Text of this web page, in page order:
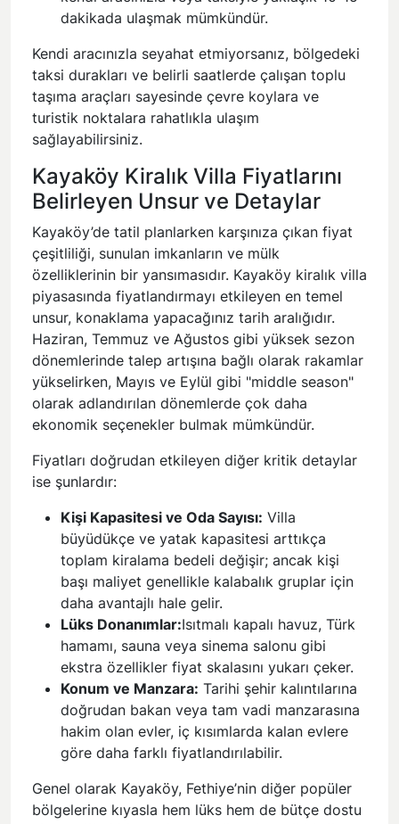
dakikada ulaşmak mümkündür.
Kendi aracınızla seyahat etmiyorsanız, bölgedeki
taksi durakları ve belirli saatlerde çalışan toplu
taşıma araçları sayesinde çevre koylara ve
turistik noktalara rahatlıkla ulaşım
sağlayabilirsiniz.
Kayaköy Kiralık Villa Fiyatlarını
Belirleyen Unsur ve Detaylar
Kayaköy’de tatil planlarken karşınıza çıkan fiyat
çeşitliliği, sunulan imkanların ve mülk
özelliklerinin bir yansımasıdır. Kayaköy kiralık villa
piyasasında fiyatlandırmayı etkileyen en temel
unsur, konaklama yapacağınız tarih aralığıdır.
Haziran, Temmuz ve Ağustos gibi yüksek sezon
dönemlerinde talep artışına bağlı olarak rakamlar
yükselirken, Mayıs ve Eylül gibi "middle season"
olarak adlandırılan dönemlerde çok daha
ekonomik seçenekler bulmak mümkündür.
Fiyatları doğrudan etkileyen diğer kritik detaylar
ise şunlardır:
Kişi Kapasitesi ve Oda Sayısı: Villa
büyüdükçe ve yatak kapasitesi arttıkça
toplam kiralama bedeli değişir; ancak kişi
başı maliyet genellikle kalabalık gruplar için
daha avantajlı hale gelir.
Lüks Donanımlar:Isıtmalı kapalı havuz, Türk
hamamı, sauna veya sinema salonu gibi
ekstra özellikler fiyat skalasını yukarı çeker.
Konum ve Manzara: Tarihi şehir kalıntılarına
doğrudan bakan veya tam vadi manzarasına
hakim olan evler, iç kısımlarda kalan evlere
göre daha farklı fiyatlandırılabilir.
Genel olarak Kayaköy, Fethiye’nin diğer popüler
bölgelerine kıyasla hem lüks hem de bütçe dostu